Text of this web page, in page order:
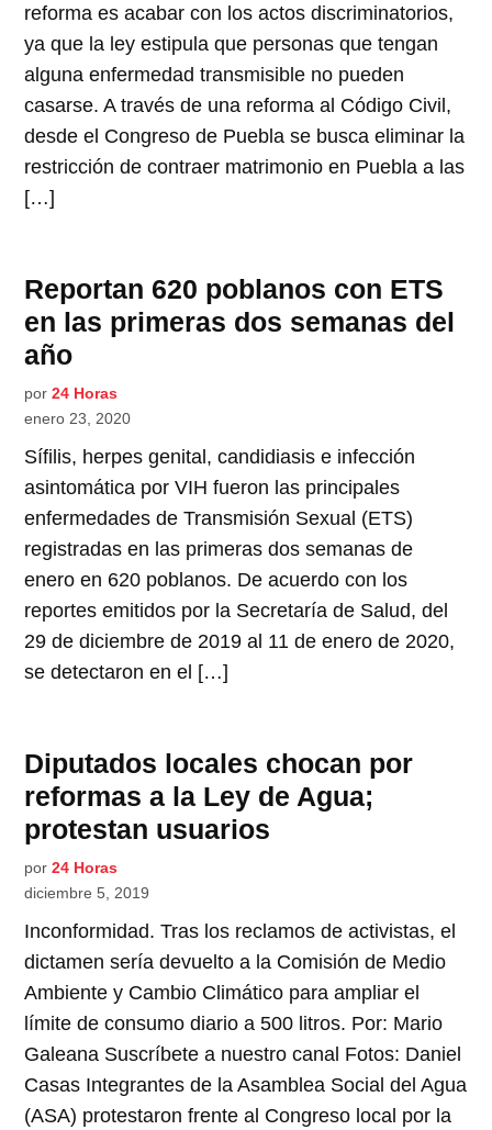
reforma es acabar con los actos discriminatorios,
ya que la ley estipula que personas que tengan
alguna enfermedad transmisible no pueden
casarse. A través de una reforma al Código Civil,
desde el Congreso de Puebla se busca eliminar la
restricción de contraer matrimonio en Puebla a las
[…]
Reportan 620 poblanos con ETS
en las primeras dos semanas del
año
por 24 Horas
enero 23, 2020
Sífilis, herpes genital, candidiasis e infección
asintomática por VIH fueron las principales
enfermedades de Transmisión Sexual (ETS)
registradas en las primeras dos semanas de
enero en 620 poblanos. De acuerdo con los
reportes emitidos por la Secretaría de Salud, del
29 de diciembre de 2019 al 11 de enero de 2020,
se detectaron en el […]
Diputados locales chocan por
reformas a la Ley de Agua;
protestan usuarios
por 24 Horas
diciembre 5, 2019
Inconformidad. Tras los reclamos de activistas, el
dictamen sería devuelto a la Comisión de Medio
Ambiente y Cambio Climático para ampliar el
límite de consumo diario a 500 litros. Por: Mario
Galeana Suscríbete a nuestro canal Fotos: Daniel
Casas Integrantes de la Asamblea Social del Agua
(ASA) protestaron frente al Congreso local por la